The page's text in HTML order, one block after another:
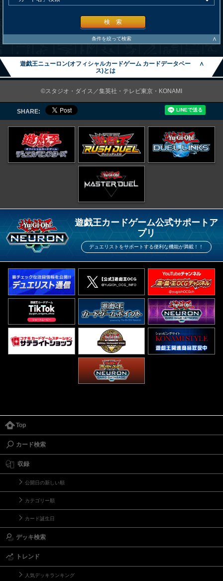
検 索
条件を絞って検索 ∧
遊戯王ニューロン(オフィシャルカードゲーム カードデータベー
ス)とは
∧
©スタジオ・ダイス／集英社・テレビ東京・KONAMI
SHARE:
遊戯王カードゲーム公式サポートア
プリ
デュエリストをサポートする便利な機能が満載！！
Top
カード検索
収録
公開日の新しい順
カテゴリー順
カード誕生日
デッキ検索
トレンド
人気デッキランキング